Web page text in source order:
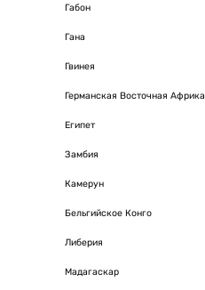
Габон
Гана
Гвинея
Германская Восточная Африка
Египет
Замбия
Камерун
Бельгийское Конго
Либерия
Мадагаскар